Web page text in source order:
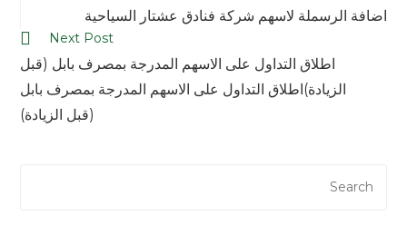
اضافة الرسملة لاسهم شركة فنادق عشتار السياحية
Next Post
اطلاق التداول على الاسهم المدرجة بمصرف بابل (قبل
الزيادة)اطلاق التداول على الاسهم المدرجة بمصرف بابل
(قبل الزيادة)